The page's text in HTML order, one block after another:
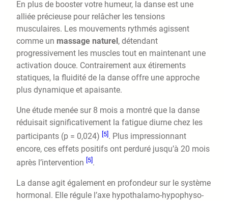
En plus de booster votre humeur, la danse est une
alliée précieuse pour relâcher les tensions
musculaires. Les mouvements rythmés agissent
comme un massage naturel , détendant
progressivement les muscles tout en maintenant une
activation douce. Contrairement aux étirements
statiques, la fluidité de la danse offre une approche
plus dynamique et apaisante.
Une étude menée sur 8 mois a montré que la danse
réduisait significativement la fatigue diurne chez les
participants (p = 0,024) [5]. Plus impressionnant
encore, ces effets positifs ont perduré jusqu’à 20 mois
après l’intervention [5] .
La danse agit également en profondeur sur le système
hormonal. Elle régule l’axe hypothalamo-hypophyso-